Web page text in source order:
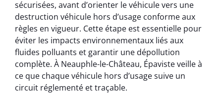
sécurisées, avant d’orienter le véhicule vers une
destruction véhicule hors d’usage conforme aux
règles en vigueur. Cette étape est essentielle pour
éviter les impacts environnementaux liés aux
fluides polluants et garantir une dépollution
complète. À Neauphle-le-Château, Épaviste veille à
ce que chaque véhicule hors d’usage suive un
circuit réglementé et traçable.